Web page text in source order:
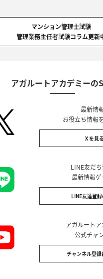
マンション管理士試験
管理業務主任者試験コラム更新
アガルートアカデミーの
最新情
お役立ち情報
Ｘを見る
LINE友だ
最新情報ゲ
LINE友達登
アガルート
公式チャ
チャンネル登録